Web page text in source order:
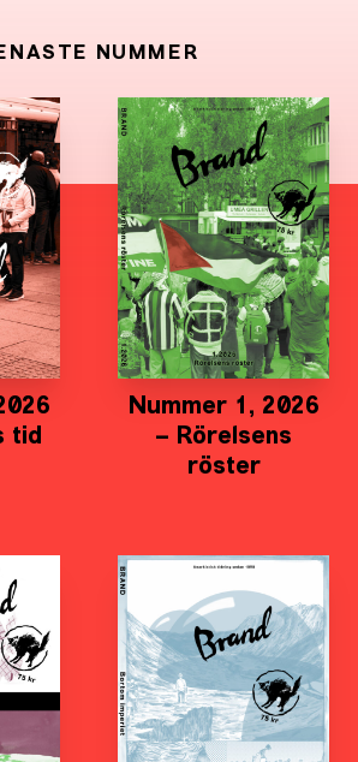
NUMMER
tid
Nummer 1, 2026
– Rörelsens
röster